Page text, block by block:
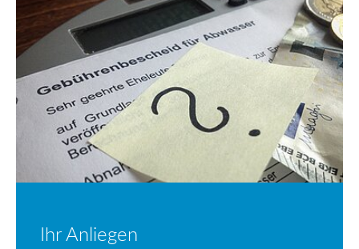
Ihr Anliegen